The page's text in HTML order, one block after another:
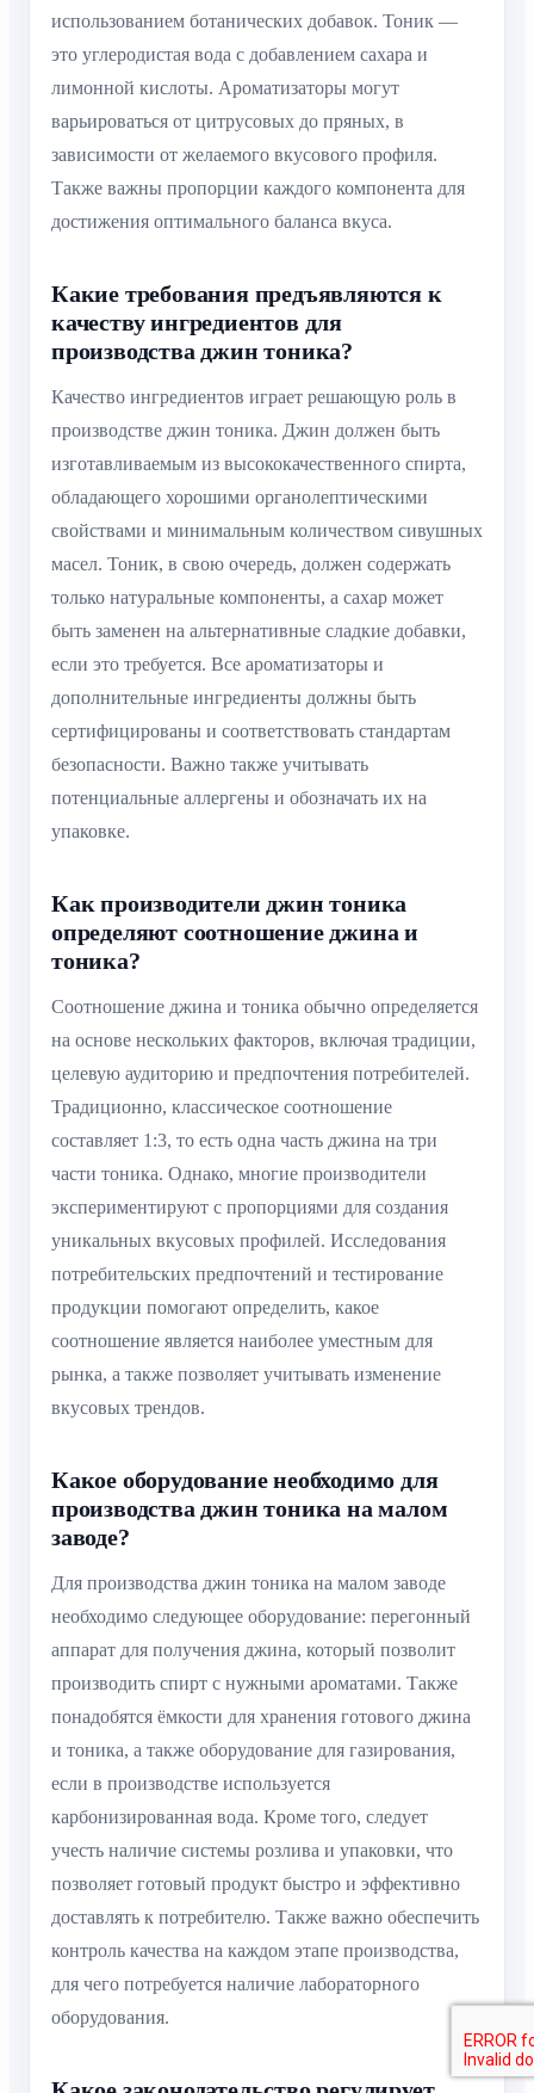
использованием ботанических добавок. Тоник —
это углеродистая вода с добавлением сахара и
лимонной кислоты. Ароматизаторы могут
варьироваться от цитрусовых до пряных, в
зависимости от желаемого вкусового профиля.
Также важны пропорции каждого компонента для
достижения оптимального баланса вкуса.
Какие требования предъявляются к
качеству ингредиентов для
производства джин тоника?
Качество ингредиентов играет решающую роль в
производстве джин тоника. Джин должен быть
изготавливаемым из высококачественного спирта,
обладающего хорошими органолептическими
свойствами и минимальным количеством сивушных
масел. Тоник, в свою очередь, должен содержать
только натуральные компоненты, а сахар может
быть заменен на альтернативные сладкие добавки,
если это требуется. Все ароматизаторы и
дополнительные ингредиенты должны быть
сертифицированы и соответствовать стандартам
безопасности. Важно также учитывать
потенциальные аллергены и обозначать их на
упаковке.
Как производители джин тоника
определяют соотношение джина и
тоника?
Соотношение джина и тоника обычно определяется
на основе нескольких факторов, включая традиции,
целевую аудиторию и предпочтения потребителей.
Традиционно, классическое соотношение
составляет 1:3, то есть одна часть джина на три
части тоника. Однако, многие производители
экспериментируют с пропорциями для создания
уникальных вкусовых профилей. Исследования
потребительских предпочтений и тестирование
продукции помогают определить, какое
соотношение является наиболее уместным для
рынка, а также позволяет учитывать изменение
вкусовых трендов.
Какое оборудование необходимо для
производства джин тоника на малом
заводе?
Для производства джин тоника на малом заводе
необходимо следующее оборудование: перегонный
аппарат для получения джина, который позволит
производить спирт с нужными ароматами. Также
понадобятся ёмкости для хранения готового джина
и тоника, а также оборудование для газирования,
если в производстве используется
карбонизированная вода. Кроме того, следует
учесть наличие системы розлива и упаковки, что
позволяет готовый продукт быстро и эффективно
доставлять к потребителю. Также важно обеспечить
контроль качества на каждом этапе производства,
для чего потребуется наличие лабораторного
оборудования.